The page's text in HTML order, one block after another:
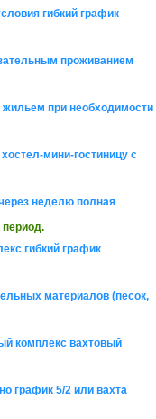
гибкий график
проживанием
жильем при необходимости
мини-гостиницу с
неделю полная
период.
гибкий график
материалов (песок,
комплекс вахтовый
график 5/2 или вахта